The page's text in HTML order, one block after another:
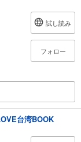
試し読み
フォロー
台湾BOOK